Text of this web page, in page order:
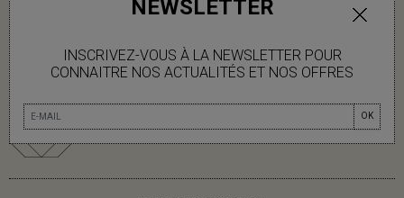
NEWSLETTER
INSCRIVEZ-VOUS À LA NEWSLETTER POUR
CONNAITRE NOS ACTUALITÉS ET NOS OFFRES
OK
DISPONIBLE
INFOS LIVRAISON